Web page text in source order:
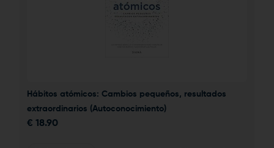
Hábitos atómicos: Cambios pequeños, resultados
extraordinarios (Autoconocimiento)
€ 18.90